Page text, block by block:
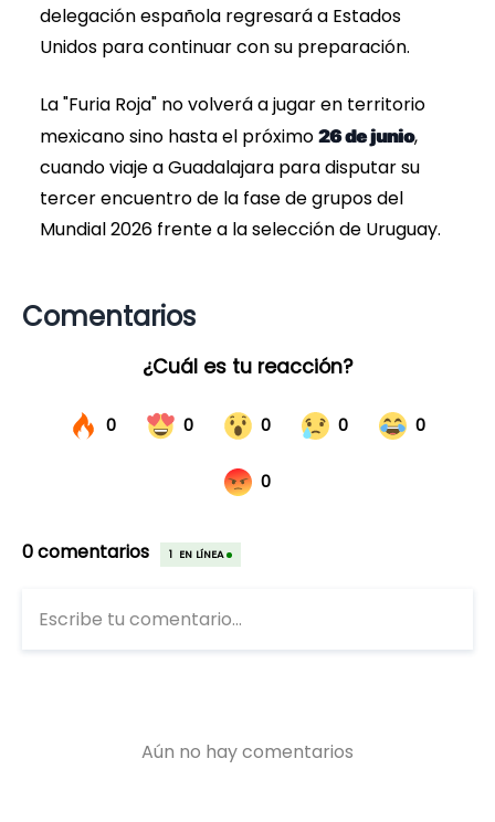
delegación española regresará a Estados
Unidos para continuar con su preparación.
La "Furia Roja" no volverá a jugar en territorio
mexicano sino hasta el próximo 26 de junio,
cuando viaje a Guadalajara para disputar su
tercer encuentro de la fase de grupos del
Mundial 2026 frente a la selección de Uruguay.
Comentarios